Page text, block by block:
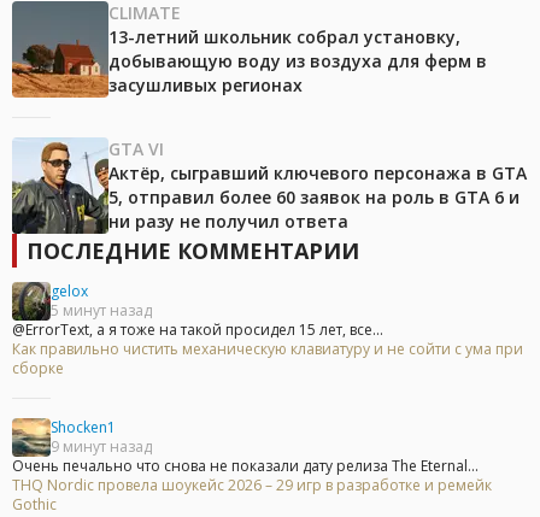
CLIMATE
13-летний школьник собрал установку,
добывающую воду из воздуха для ферм в
засушливых регионах
GTA VI
Актёр, сыгравший ключевого персонажа в GTA
5, отправил более 60 заявок на роль в GTA 6 и
ни разу не получил ответа
ПОСЛЕДНИЕ КОММЕНТАРИИ
gelox
5 минут назад
@ErrorText, а я тоже на такой просидел 15 лет, все...
Как правильно чистить механическую клавиатуру и не сойти с ума при
сборке
Shocken1
9 минут назад
Очень печально что снова не показали дату релиза The Eternal...
THQ Nordic провела шоукейс 2026 – 29 игр в разработке и ремейк
Gothic